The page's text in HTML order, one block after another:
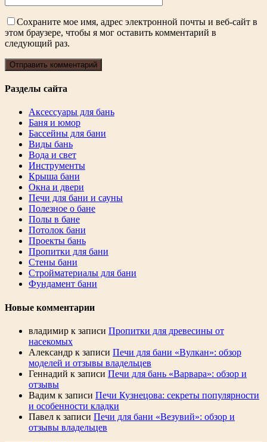
Сохраните мое имя, адрес электронной почты и веб-сайт в
этом браузере, чтобы я мог оставить комментарий в
следующий раз.
Разделы сайта
Аксессуары для бань
Баня и юмор
Бассейны для бани
Виды бань
Вода и свет
Инструменты
Крыша бани
Окна и двери
Печи для бани и сауны
Полезное о бане
Полы в бане
Потолок бани
Проекты бань
Пропитки для бани
Стены бани
Стройматериалы для бани
Фундамент бани
Новые комментарии
владимир к записи Пропитки для древесины от
насекомых
Александр к записи Печи для бани «Вулкан»: обзор
моделей и отзывы владельцев
Геннадий к записи Печи для бань «Варвара»: обзор и
отзывы
Вадим к записи Печи Кузнецова: секреты популярности
и особенности кладки
Павел к записи Печи для бани «Везувий»: обзор и
отзывы владельцев